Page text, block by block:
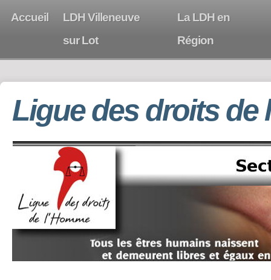
Accueil
LDH Villeneuve
sur Lot
La LDH en
Région
Ligue des droits de